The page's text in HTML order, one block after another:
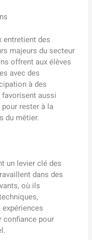
entretient des
majeurs du secteur
offrent aux élèves
avec des
à des
aussi
rester à la
du métier.
un levier clé des
dans des
où ils
confiance pour